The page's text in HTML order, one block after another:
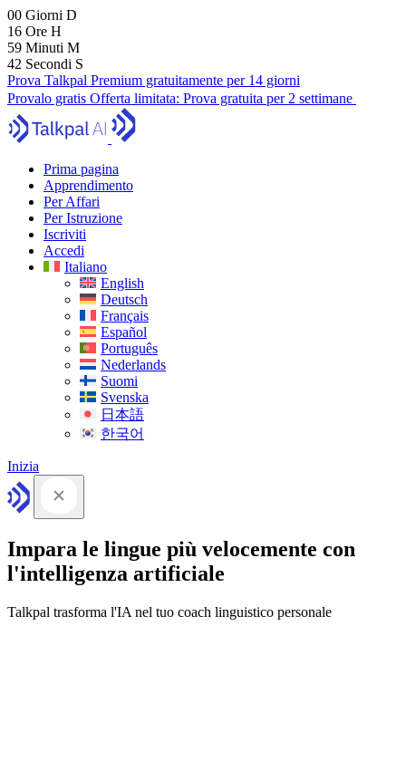
00 Giorni D
16 Ore H
59 Minuti M
40 Secondi S
Prova Talkpal Premium gratuitamente per 14 giorni
Provalo gratis Offerta limitata: Prova gratuita per 2 settimane
Prima pagina
Apprendimento
Per Affari
Per Istruzione
Iscriviti
Accedi
Italiano
English
Deutsch
Français
Español
Português
Nederlands
Suomi
Svenska
日本語
한국어
Inizia
Impara le lingue più velocemente con
l'intelligenza artificiale
Talkpal trasforma l'IA nel tuo coach linguistico personale